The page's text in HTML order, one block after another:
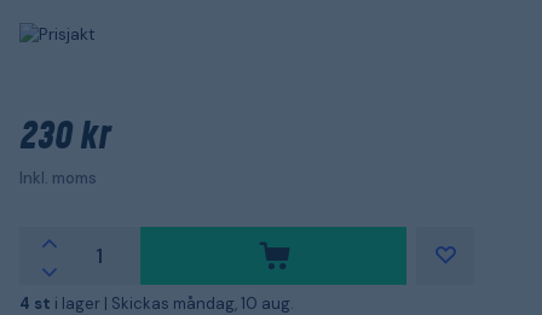
230 kr
Inkl. moms
4 st i lager | Skickas måndag, 10 aug.